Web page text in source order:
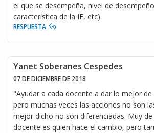
el que se desempeña, nivel de
característica de la IE, etc).
RESPUESTA
Yanet Soberanes Cespedes
07 DE DICIEMBRE DE 2018
"Ayudar a cada docente a dar lo mejor de
pero muchas veces las acciones no son
mejor dicho no son diferenciadas. Muy
docente es quien hace el cambio, pero